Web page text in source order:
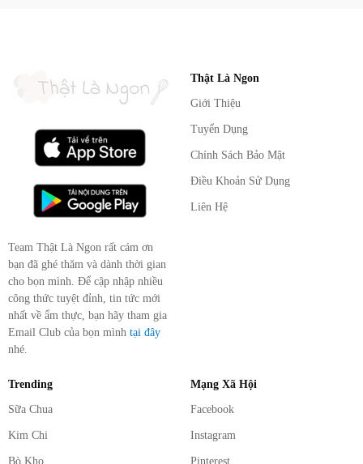
Team Thật Là Ngon rất cám ơn
bạn đã ghé thăm và dành thời gian
cho bọn mình. Để cập nhập nhiều
công thức tuyệt đỉnh, tin tức mới
nhất về ẩm thực, bạn hãy tham gia
Email Club của bọn mình tại đây
nhé.
Thật Là Ngon
Giới Thiệu
Tuyển Dụng
Chính Sách Bảo Mật
Điều Khoản Sử Dụng
Liên Hệ
Trending
Sữa Chua
Kim Chi
Bò Kho
Mạng Xã Hội
Facebook
Instagram
Pinterest